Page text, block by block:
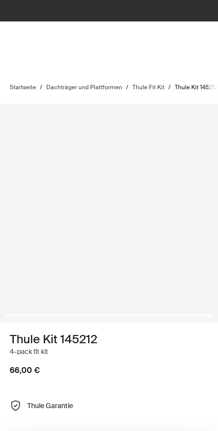
Startseite / Dachträger und Plattformen / Thule Fit Kit / Thule Kit 145212
Thule Kit 145212
4-pack fit kit
66,00 €
Thule Garantie